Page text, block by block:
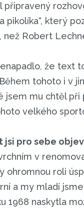
připravený
pikolíka“, který
než Robert
že text
tohoto i v
jsem mu chtěl při
velkého
jsi pro sebe
v
ohromnou roli
a my mladí
1968 naskytla